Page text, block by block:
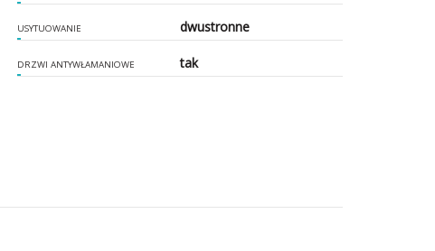
USYTUOWANIE dwustronne
DRZWI ANTYWŁAMANIOWE tak